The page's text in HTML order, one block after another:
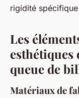
rigidité
Les
esthétiques
queue de
Matériaux de